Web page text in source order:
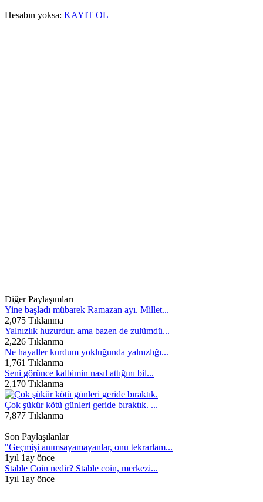
Hesabın yoksa: KAYIT OL
Diğer Paylaşımları
Yine başladı mübarek Ramazan ayı. Millet...
2,075 Tıklanma
Yalnızlık huzurdur. ama bazen de zulümdü...
2,226 Tıklanma
Ne hayaller kurdum yokluğunda yalnızlığı...
1,761 Tıklanma
Seni görünce kalbimin nasıl attığını bil...
2,170 Tıklanma
Çok şükür kötü günleri geride bıraktık. ...
7,877 Tıklanma
Son Paylaşılanlar
"Geçmişi anımsayamayanlar, onu tekrarlam...
1yıl 1ay önce
Stable Coin nedir? Stable coin, merkezi...
1yıl 1ay önce